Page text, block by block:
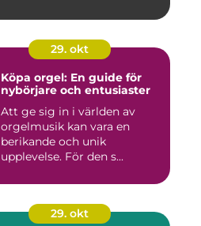
29. okt
Köpa orgel: En guide för
nybörjare och entusiaster
Att ge sig in i världen av
orgelmusik kan vara en
berikande och unik
upplevelse. För den s...
29. okt